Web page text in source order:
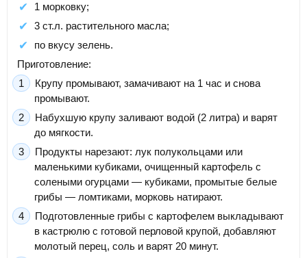
1 морковку;
3 ст.л. растительного масла;
по вкусу зелень.
Приготовление:
Крупу промывают, замачивают на 1 час и снова
промывают.
Набухшую крупу заливают водой (2 литра) и варят
до мягкости.
Продукты нарезают: лук полукольцами или
маленькими кубиками, очищенный картофель с
солеными огурцами — кубиками, промытые белые
грибы — ломтиками, морковь натирают.
Подготовленные грибы с картофелем выкладывают
в кастрюлю с готовой перловой крупой, добавляют
молотый перец, соль и варят 20 минут.